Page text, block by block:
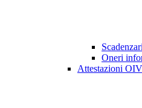
Oneri
Attestazioni